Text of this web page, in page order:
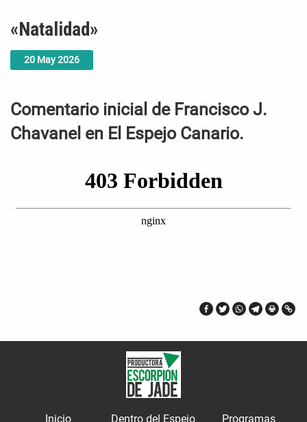
20 May2026
«Natalidad»
Comentario inicial de Francisco J.
Chavanel en El Espejo Canario.
Inicio Dentro del Espejo Programas